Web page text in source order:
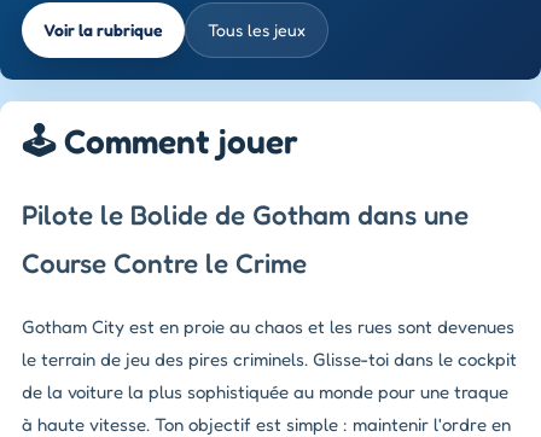
Voir la rubrique Tous les jeux
🕹️ Comment jouer
Pilote le Bolide de Gotham dans une
Course Contre le Crime
Gotham City est en proie au chaos et les rues sont devenues
le terrain de jeu des pires criminels. Glisse-toi dans le cockpit
de la voiture la plus sophistiquée au monde pour une traque
à haute vitesse. Ton objectif est simple : maintenir l'ordre en